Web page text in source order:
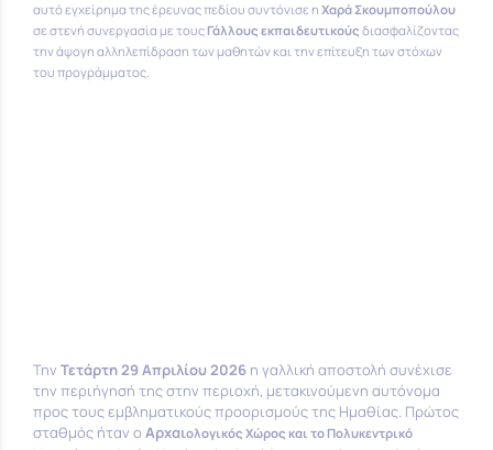
αυτό εγχείρημα της έρευνας πεδίου συντόνισε η Χαρά Σκουμποπούλου
σε στενή συνεργασία με τους Γάλλους εκπαιδευτικούς διασφαλίζοντας
την άψογη αλληλεπίδραση των μαθητών και την επίτευξη των στόχων
του προγράμματος.
Την Τετάρτη 29 Απριλίου 2026 η γαλλική αποστολή συνέχισε
την περιήγησή της στην περιοχή, μετακινούμενη αυτόνομα
προς τους εμβληματικούς προορισμούς της Ημαθίας. Πρώτος
σταθμός ήταν ο Αρχαιολογικός Χώρος και το Πολυκεντρικό